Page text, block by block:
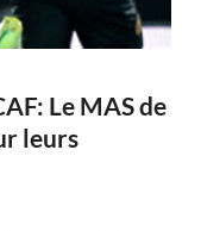
Le MAS de
leurs